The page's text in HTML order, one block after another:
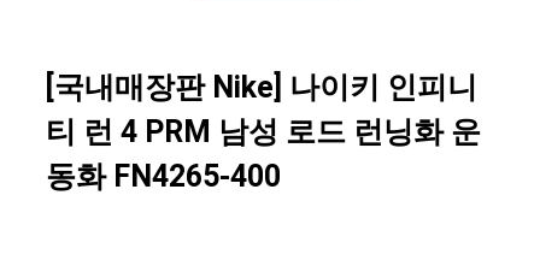
[국내매장판 Nike] 나이키 인피니
티 런 4 PRM 남성 로드 런닝화 운
동화 FN4265-400